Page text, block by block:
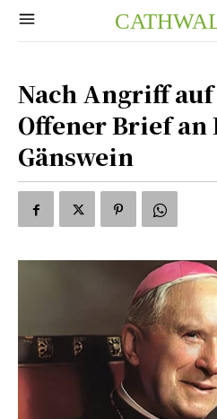
Nach Angriff
Offener Brief an
Gänswein